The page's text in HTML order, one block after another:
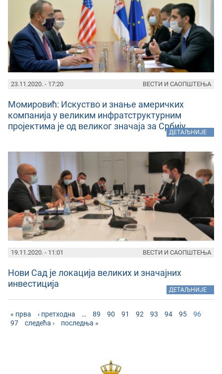
23.11.2020. - 17:20
Момировић: Искуство и знање америчких
компанија у великим инфратструктурним
пројектима је од великог значаја за Србију
ДЕТАЉНИЈЕ
ВЕСТИ И САОПШТЕЊА
19.11.2020. - 11:01
Нови Сад је локација великих и значајних
инвестиција
ДЕТАЉНИЈЕ
ВЕСТИ И САОПШТЕЊА
« прва ‹ претходна … 89 90 91 92 93 94 95
96
97
следећа › последња »